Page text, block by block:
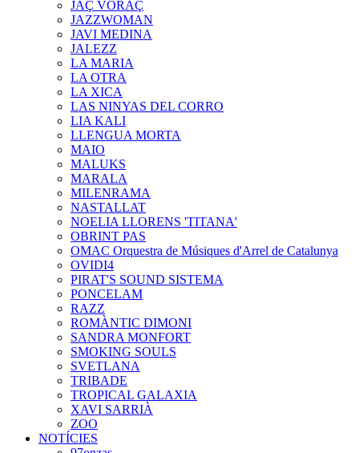
JAÇ VORAÇ
JAZZWOMAN
JAVI MEDINA
JALEZZ
LA MARIA
LA OTRA
LA XICA
LAS NINYAS DEL CORRO
LIA KALI
LLENGUA MORTA
MAIO
MALUKS
MARALA
MILENRAMA
NASTALLAT
NOELIA LLORENS 'TITANA'
OBRINT PAS
OMAC Orquestra de Músiques d'Arrel de Catalunya
OVIDI4
PIRAT'S SOUND SISTEMA
PONCELAM
RAZZ
ROMÀNTIC DIMONI
SANDRA MONFORT
SMOKING SOULS
SVETLANA
TRIBADE
TROPICAL GALAXIA
XAVI SARRIÀ
ZOO
NOTÍCIES